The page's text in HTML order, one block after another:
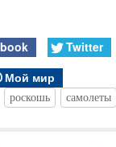
Twitter
Мой мир
роскошь самолеты